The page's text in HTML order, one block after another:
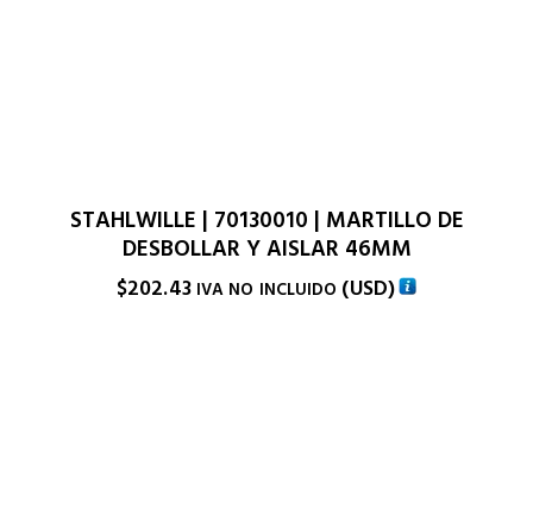
STAHLWILLE | 70130010 | MARTILLO DE
DESBOLLAR Y AISLAR 46MM
$202.43 IVA NO INCLUIDO (USD)